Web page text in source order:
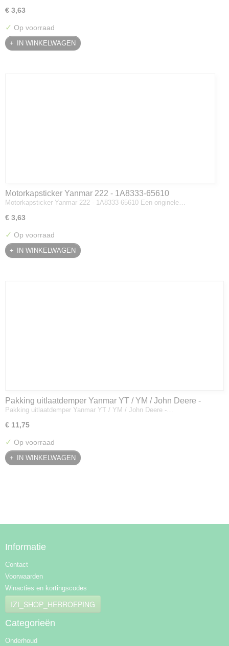
€ 3,63
✓ Op voorraad
IN WINKELWAGEN
Motorkapsticker Yanmar 222 - 1A8333-65610
Motorkapsticker Yanmar 222 - 1A8333-65610 Een originele…
€ 3,63
✓ Op voorraad
IN WINKELWAGEN
Pakking uitlaatdemper Yanmar YT / YM / John Deere -
128300-13230
Pakking uitlaatdemper Yanmar YT / YM / John Deere -…
€ 11,75
✓ Op voorraad
IN WINKELWAGEN
Informatie
Contact
Voorwaarden
Winacties en kortingscodes
IZI_SHOP_HERROEPING
Categorieën
Onderhoud